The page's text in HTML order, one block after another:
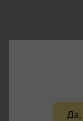
Да,